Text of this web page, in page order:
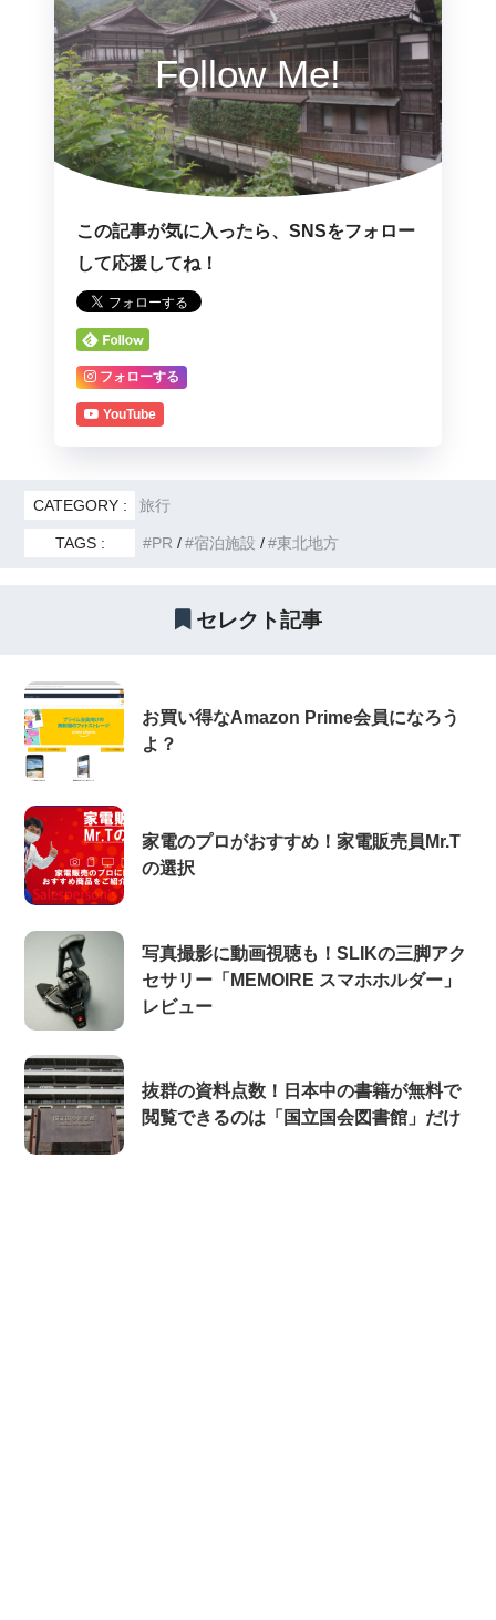
Follow Me!
この記事が気に入ったら、SNSをフォロー
して応援してね！
フォローする
YouTube
CATEGORY : 旅行
TAGS : PR 宿泊施設 東北地方
セレクト記事
お買い得なAmazon Prime会員になろう
よ？
家電のプロがおすすめ！家電販売員Mr.T
の選択
写真撮影に動画視聴も！SLIKの三脚アク
セサリー「MEMOIRE スマホホルダー」
レビュー
抜群の資料点数！日本中の書籍が無料で
閲覧できるのは「国立国会図書館」だけ